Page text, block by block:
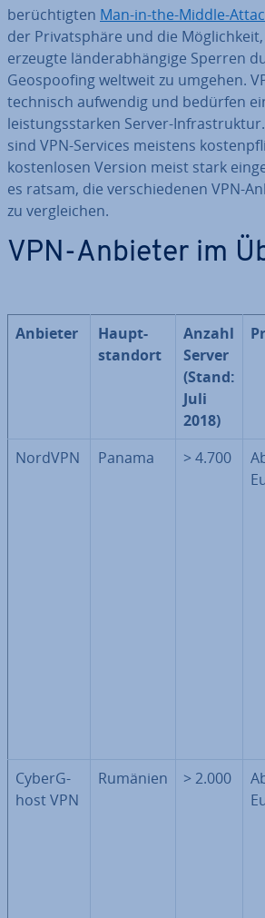
be­rüch­tig­ten Man-in-the-Middle-
der Pri­vat­sphä­re und die
erzeugte län­der­ab­hän­gi­ge Sperren
Geos­poo­fing weltweit zu umgehen.
technisch aufwendig und bedürfen
leis­tungs­star­ken Server-
sind VPN-Services meistens
kos­ten­lo­sen Version meist stark
es ratsam, die ver­schie­de­nen VPN-
zu ver­glei­chen.
VPN-Anbieter im
Anbieter
Haupt­
stand­ort
Anzahl
Server
(Stand:
Juli
2018)
NordVPN Panama > 4.700
Cy­berG­
host VPN
Rumänien > 2.000